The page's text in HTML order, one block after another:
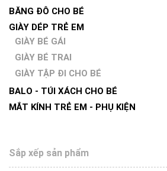
BĂNG ĐÔ CHO BÉ
GIÀY DÉP TRẺ EM
GIÀY BÉ GÁI
GIÀY BÉ TRAI
GIÀY TẬP ĐI CHO BÉ
BALO - TÚI XÁCH CHO BÉ
MẮT KÍNH TRẺ EM - PHỤ KIỆN
Sắp xếp sản phẩm